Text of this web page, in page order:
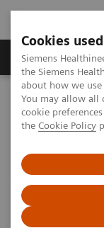
Cookies
Siemens
the Siemens
about how we
You may allow all
cookie
the Cookie Policy
製品＆サービス
ホーム 画像診断
CT関連トピック・
神経放射線科医が
神経放
ンカウ